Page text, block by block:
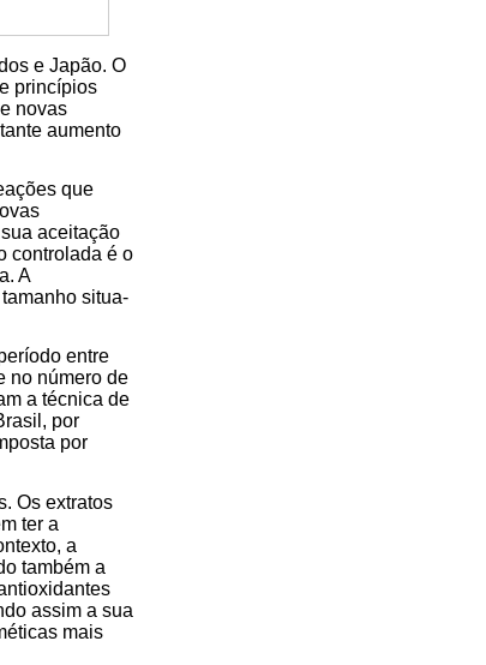
e Japão. O
princípios
novas
aumento
que
aceitação
controlada é o
A
situa-
entre
no número de
a técnica de
por
por
Os extratos
ter a
a
também a
assim a sua
mais